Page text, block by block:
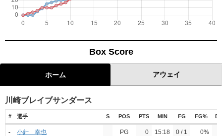
Box Score
ホーム アウェイ
川崎ブレイブサンダース
# 選手 S POS PTS MIN FG FG%
- 小針 幸也 PG 0 15:18 0 / 1 0%